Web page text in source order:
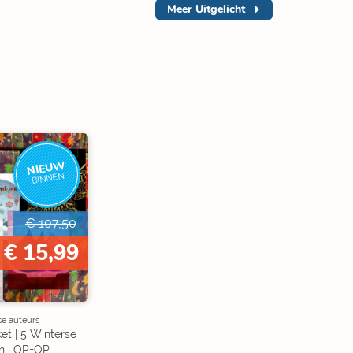
Meer Uitgelicht
NIEUW
BINNEN
€ 107,50
€ 15,99
auteurs
| 5 Winterse
| OP=OP